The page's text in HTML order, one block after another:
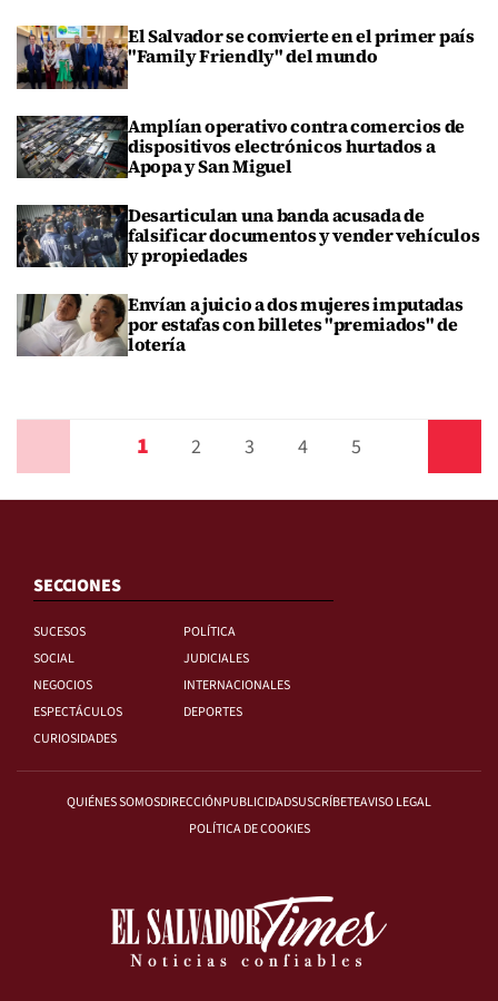
El Salvador se convierte en el primer país
"Family Friendly" del mundo
Amplían operativo contra comercios de
dispositivos electrónicos hurtados a
Apopa y San Miguel
Desarticulan una banda acusada de
falsificar documentos y vender vehículos
y propiedades
Envían a juicio a dos mujeres imputadas
por estafas con billetes "premiados" de
lotería
1 2 3 4 5
SECCIONES
SUCESOS
POLÍTICA
SOCIAL
JUDICIALES
NEGOCIOS
INTERNACIONALES
ESPECTÁCULOS
DEPORTES
CURIOSIDADES
QUIÉNES SOMOSDIRECCIÓNPUBLICIDADSUSCRÍBETEAVISO LEGAL
POLÍTICA DE COOKIES